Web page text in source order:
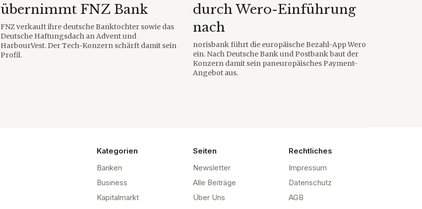
übernimmt FNZ Bank
FNZ verkauft ihre deutsche Banktochter sowie das
Deutsche Haftungsdach an Advent und
HarbourVest. Der Tech-Konzern schärft damit sein
Profil.
durch Wero-Einführung
nach
norisbank führt die europäische Bezahl-App Wero
ein. Nach Deutsche Bank und Postbank baut der
Konzern damit sein paneuropäisches Payment-
Angebot aus.
Kategorien
Banken
Business
Kapitalmarkt
Seiten
Newsletter
Alle Beiträge
Über Uns
Rechtliches
Impressum
Datenschutz
AGB